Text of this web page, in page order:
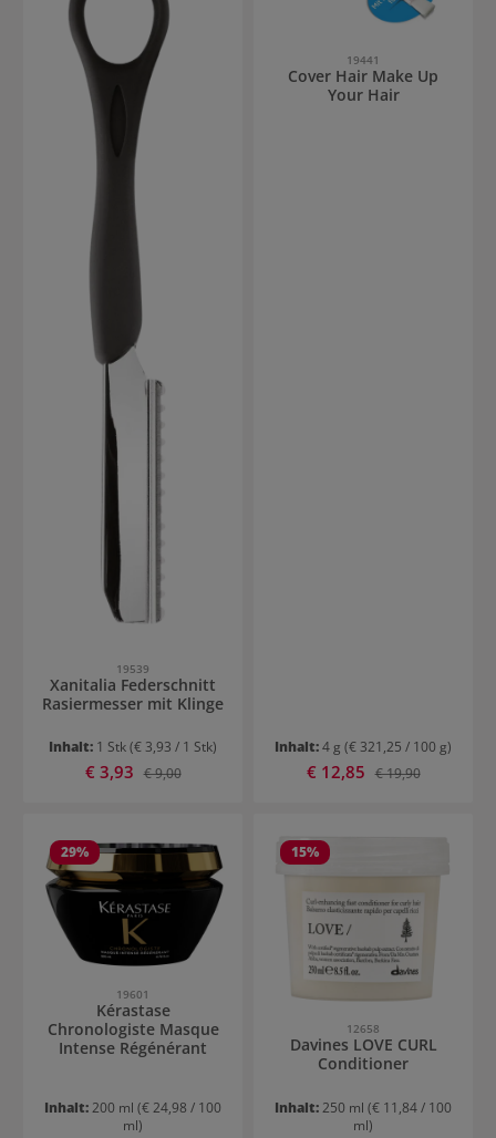
19539
Xanitalia Federschnitt
Rasiermesser mit Klinge
Inhalt: 1 Stk(€ 3,93 / 1 Stk)
Verkaufspreis:
€ 3,93 Regulärer Preis:
€ 9,00
19441
Cover Hair Make Up
Your Hair
Inhalt:4 g (€ 321,25 / 100 g)
Verkaufspreis:
€ 12,85 Regulärer Preis:
€ 19,90
29%
19601
Kérastase
Chronologiste Masque
Intense Régénérant
Inhalt:200 ml (€ 24,98 / 100
ml)
15%
12658
Davines LOVE CURL
Conditioner
Inhalt:250 ml (€ 11,84 / 100
ml)